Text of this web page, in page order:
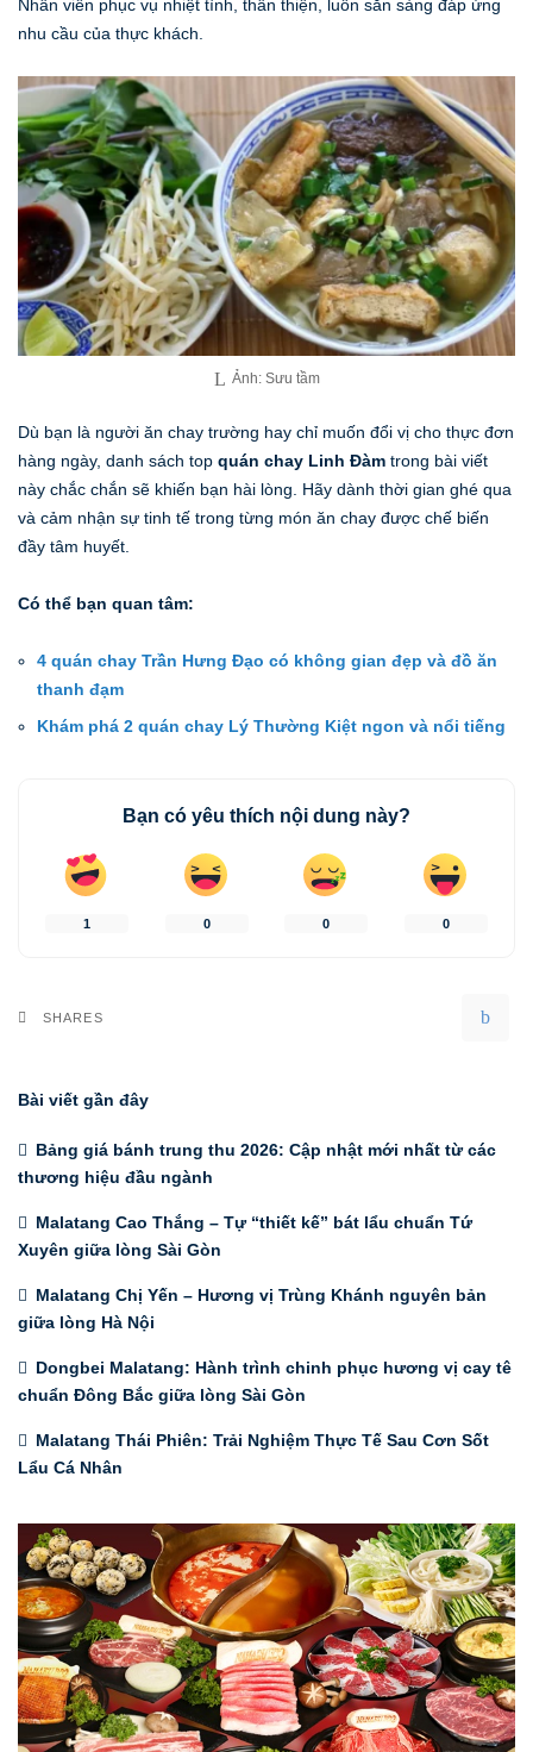
Nhân viên phục vụ nhiệt tình, thân thiện, luôn sẵn sàng đáp ứng
nhu cầu của thực khách.
Ảnh: Sưu tầm
Dù bạn là người ăn chay trường hay chỉ muốn đổi vị cho thực đơn
hàng ngày, danh sách top quán chay Linh Đàm trong bài viết
này chắc chắn sẽ khiến bạn hài lòng. Hãy dành thời gian ghé qua
và cảm nhận sự tinh tế trong từng món ăn chay được chế biến
đầy tâm huyết.
Có thể bạn quan tâm:
4 quán chay Trần Hưng Đạo có không gian đẹp và đồ ăn
thanh đạm
Khám phá 2 quán chay Lý Thường Kiệt ngon và nổi tiếng
Bạn có yêu thích nội dung này?
1 0 0 0
SHARES
Bài viết gần đây
Bảng giá bánh trung thu 2026: Cập nhật mới nhất từ các
thương hiệu đầu ngành
Malatang Cao Thắng – Tự “thiết kế” bát lẩu chuẩn Tứ
Xuyên giữa lòng Sài Gòn
Malatang Chị Yến – Hương vị Trùng Khánh nguyên bản
giữa lòng Hà Nội
Dongbei Malatang: Hành trình chinh phục hương vị cay tê
chuẩn Đông Bắc giữa lòng Sài Gòn
Malatang Thái Phiên: Trải Nghiệm Thực Tế Sau Cơn Sốt
Lẩu Cá Nhân